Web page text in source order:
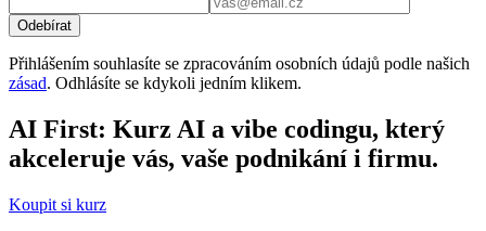
Odebírat
Přihlášením souhlasíte se zpracováním osobních údajů podle našich
zásad. Odhlásíte se kdykoli jedním klikem.
AI First: Kurz AI a vibe codingu, který
akceleruje vás, vaše podnikání i firmu.
Koupit si kurz